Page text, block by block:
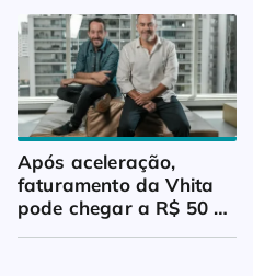
Após aceleração,
faturamento da Vhita
pode chegar a R$ 50
milhões